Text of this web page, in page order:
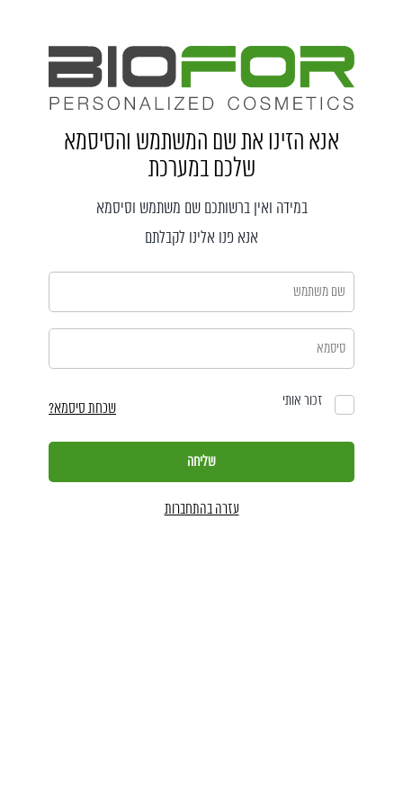
אנא הזינו את שם המשתמש והסיסמא
שלכם במערכת
במידה ואין ברשותכם שם משתמש וסיסמא
אנא פנו אלינו לקבלתם
זכור אותי שכחת סיסמא?
עזרה בהתחברות